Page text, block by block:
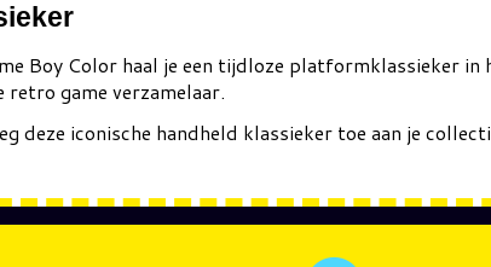
Boy Color haal je een tijdloze platformklassieker
game verzamelaar.
deze iconische handheld klassieker toe aan je